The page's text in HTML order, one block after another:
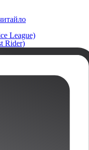
League)
Rider)